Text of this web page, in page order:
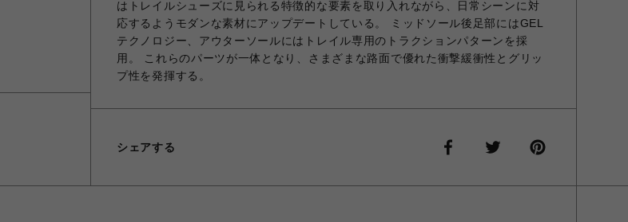
はトレイルシューズに見られる特徴的な要素を取り入れながら、日常シーンに対
応するようモダンな素材にアップデートしている。 ミッドソール後足部にはGEL
テクノロジー、アウターソールにはトレイル専用のトラクションパターンを採
用。 これらのパーツが一体となり、さまざまな路面で優れた衝撃緩衝性とグリッ
プ性を発揮する。
シェアする